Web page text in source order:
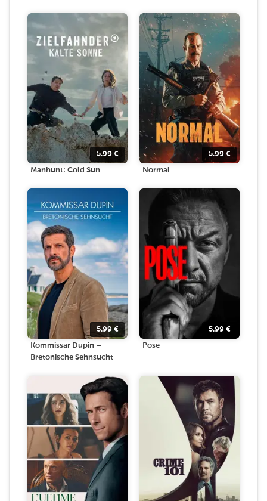
5.99 €
Manhunt: Cold Sun
5.99 €
Normal
5.99 €
Kommissar Dupin –
Bretonische Sehnsucht
5.99 €
Pose